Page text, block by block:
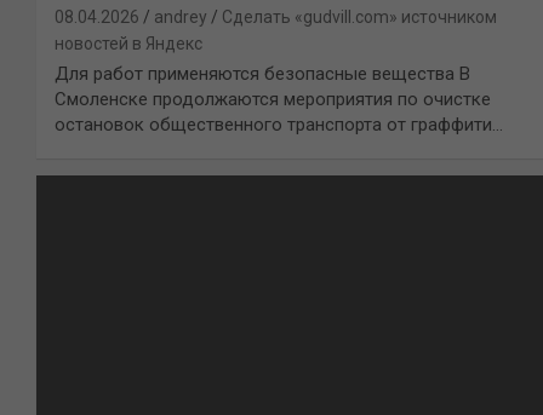
08.04.2026 andrey
Сделать «gudvill.com» источником
новостей в Яндекс
Для работ применяются безопасные вещества В
Смоленске продолжаются мероприятия по очистке
остановок общественного транспорта от граффити…